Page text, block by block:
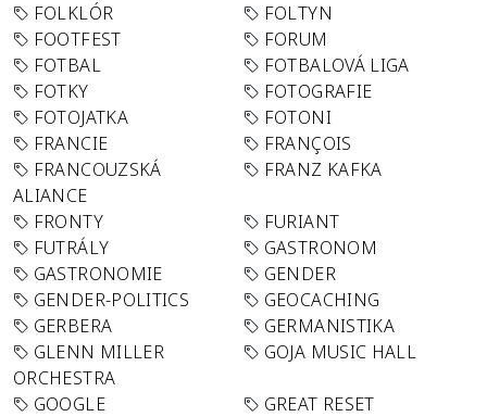
FOLKLÓR
FOLTYN
FOOTFEST
FORUM
FOTBAL
FOTBALOVÁ LIGA
FOTKY
FOTOGRAFIE
FOTOJATKA
FOTONI
FRANCIE
FRANÇOIS
FRANCOUZSKÁ
ALIANCE
FRANZ KAFKA
FRONTY
FURIANT
FUTRÁLY
GASTRONOM
GASTRONOMIE
GENDER
GENDER-POLITICS
GEOCACHING
GERBERA
GERMANISTIKA
GLENN MILLER
ORCHESTRA
GOJA MUSIC HALL
GOOGLE
GREAT RESET